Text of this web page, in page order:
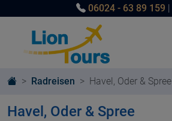
06024 - 63 89 159 |
Radreisen Havel, Oder & Spree
Havel, Oder & Spree